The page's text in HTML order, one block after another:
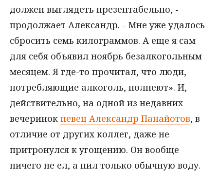
должен выглядеть презентабельно, -
продолжает Александр. - Мне уже удалось
сбросить семь килограммов. А еще я сам
для себя объявил ноябрь безалкогольным
месяцем. Я где-то прочитал, что люди,
потребляющие алкоголь, полнеют». И,
действительно, на одной из недавних
вечеринок певец Александр Панайотов, в
отличие от других коллег, даже не
притронулся к угощению. Он вообще
ничего не ел, а пил только обычную воду.